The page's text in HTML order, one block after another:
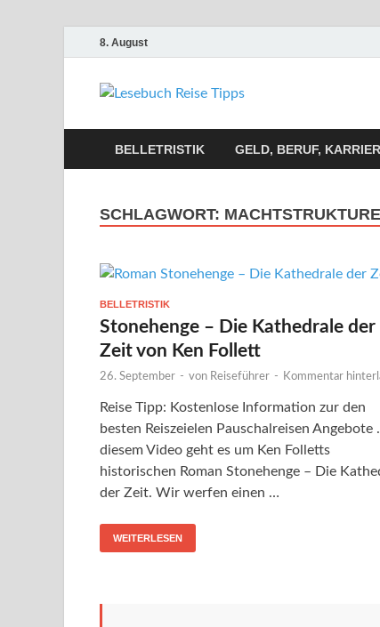
8. August
BELLETRISTIK GELD, BERUF,
SCHLAGWORT:
BELLETRISTIK
Stonehenge – Die Kathedrale der
Zeit von Ken Follett
26. September - von Reiseführer - Kommentar
Reise Tipp: Kostenlose Information zur den
besten Reiszeielen Pauschalreisen Angebote
diesem Video geht es um Ken Folletts
historischen Roman Stonehenge – Die
der Zeit. Wir werfen einen …
WEITERLESEN